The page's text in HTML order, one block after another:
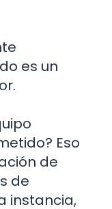
es un
Eso
de
de
instancia,